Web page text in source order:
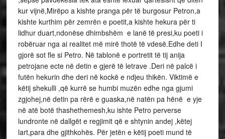
kur vijnë,Mirëpo a kishte pranga për të burgosur Petron,a
kishte kurthim për zemrën e poetit,a kishte hekura për ti
lidhur duart,ndonëse dhimbshëm e lanë të presi,ku poeti i
robëruar nga ai realitet më mirë thotë të vdesë.Edhe deti I
gjorë sot fle si Petro. Në tablonë e portretit të tij anija
petrojane ecte në detin e gjerë të letrave .Deri në palcë i
futën hekurin dhe deri në kockë e ndjeu thikën. Viktimë e
këtij shekulli ,që kurrë se humbi muzën edhe nga gjumi
zgjohej,në detin pa rërë e guaska,në natën pa hënë e yje
në atë botë thashethemesh,ku ishte Petro perverse
lundronte në dallgët e regjimit që e shtynin andej ,këtej
lart,para dhe gjithkohës. Për jetën e këtij poeti mund të